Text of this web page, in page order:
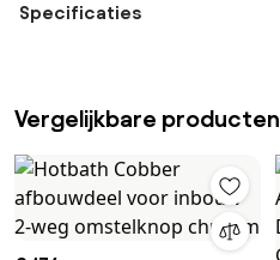
Specificaties
Vergelijkbare producten